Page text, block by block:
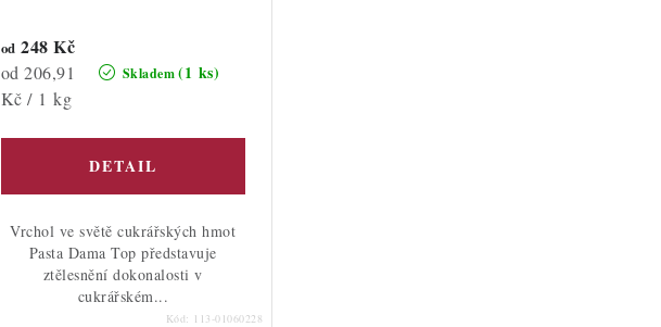
Skladem (1 ks)
od 248 Kč
Měrná
cena:
od 206,91
Kč / 1 kg
Vrchol ve světě cukrářských hmot
Pasta Dama Top představuje
ztělesnění dokonalosti v
cukrářském...
Kód: 113-01060228